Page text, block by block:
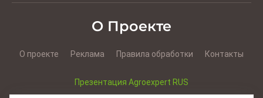
О Проекте
О проекте Реклама Правила обработки Контакты
Презентация Agroexpert RUS